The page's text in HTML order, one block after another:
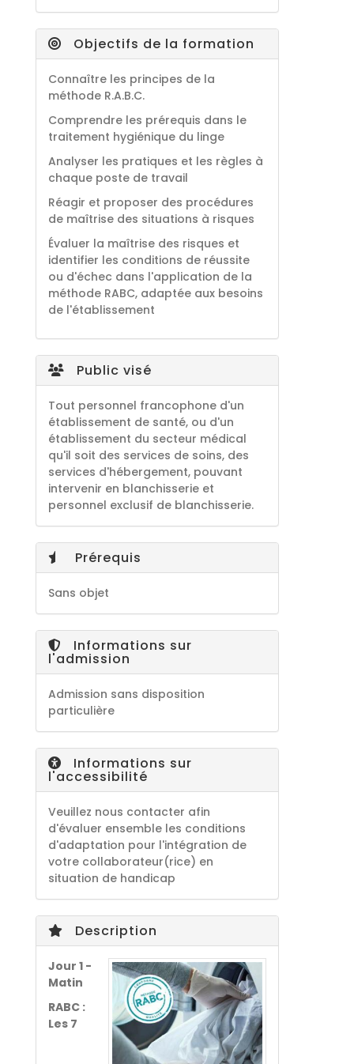
Objectifs de la formation
Connaître les principes de la
méthode R.A.B.C.
Comprendre les prérequis dans le
traitement hygiénique du linge
Analyser les pratiques et les règles à
chaque poste de travail
Réagir et proposer des procédures
de maîtrise des situations à risques
Évaluer la maîtrise des risques et
identifier les conditions de réussite
ou d'échec dans l'application de la
méthode RABC, adaptée aux besoins
de l'établissement
Public visé
Tout personnel francophone d'un
établissement de santé, ou d'un
établissement du secteur médical
qu'il soit des services de soins, des
services d'hébergement, pouvant
intervenir en blanchisserie et
personnel exclusif de blanchisserie.
Prérequis
Sans objet
Informations sur
l'admission
Admission sans disposition
particulière
Informations sur
l'accessibilité
Veuillez nous contacter afin
d'évaluer ensemble les conditions
d'adaptation pour l'intégration de
votre collaborateur(rice) en
situation de handicap
Description
Jour 1 -
Matin
RABC :
Les 7